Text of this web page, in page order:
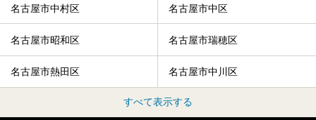
名古屋市中村区 名古屋市中区
名古屋市昭和区 名古屋市瑞穂区
名古屋市熱田区 名古屋市中川区
すべて表示する